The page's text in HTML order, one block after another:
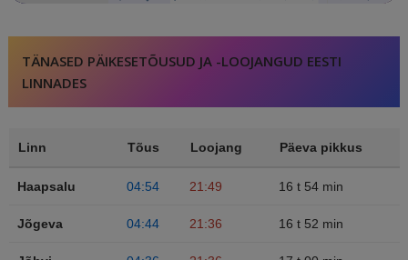
TÄNASED PÄIKESETÕUSUD JA -LOOJANGUD EESTI
LINNADES
Linn Tõus Loojang Päeva pikkus
Haapsalu 04:54 21:49 16 t 54 min
Jõgeva 04:44 21:36 16 t 52 min